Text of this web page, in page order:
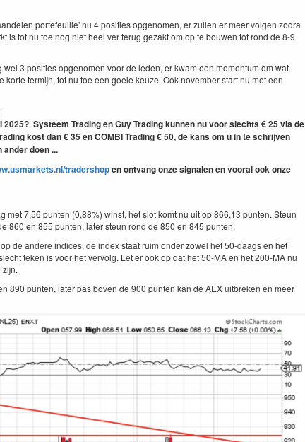
portefeuille' nu 4 posities opgenomen, er zullen er meer volgen zodra
is tot nu toe nog niet heel ver terug gezakt om op te bouwen tot rond de 8-9
3 posities opgenomen voor de leden, er kwam een momentum om wat
korte termijn, tot nu toe een goeie keuze. Ook november start nu met een
2025?. Systeem Trading en Guy Trading kunnen nu voor slechts € 25 via de
kost dan € 35 en COMBI Trading € 50, de kans om u in te schrijven
ander doen ...
tradershopen ontvang onze signalen en vooral ook onze
met 7,56 punten (0,88%) winst, het slot komt nu uit op 866,13 punten. Steun
860 en 855 punten, later steun rond de 850 en 845 punten.
de andere indices, de index staat ruim onder zowel het 50-daags en het
teken is voor het vervolg. Let er ook op dat het 50-MA en het 200-MA nu
890 punten, later pas boven de 900 punten kan de AEX uitbreken en meer